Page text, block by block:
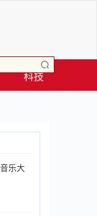
科技
乐大